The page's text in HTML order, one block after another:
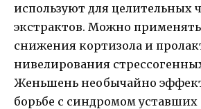
используют для целительных
экстрактов. Можно
снижения кортизола и
нивелирования
Женьшень необычайно
борьбе с синдромом уставших